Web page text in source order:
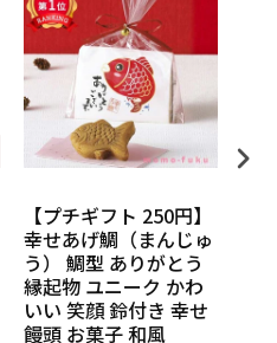
【プチギフト 250円】
幸せあげ鯛（まんじゅ
う） 鯛型 ありがとう
縁起物 ユニーク かわ
いい 笑顔 鈴付き 幸せ
饅頭 お菓子 和風